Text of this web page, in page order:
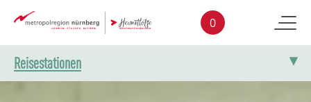
Skip to main content
0
Reisestationen